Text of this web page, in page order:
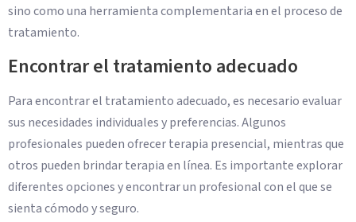
sino como una herramienta complementaria en el proceso de
tratamiento.
Encontrar el tratamiento adecuado
Para encontrar el tratamiento adecuado, es necesario evaluar
sus necesidades individuales y preferencias. Algunos
profesionales pueden ofrecer terapia presencial, mientras que
otros pueden brindar terapia en línea. Es importante explorar
diferentes opciones y encontrar un profesional con el que se
sienta cómodo y seguro.